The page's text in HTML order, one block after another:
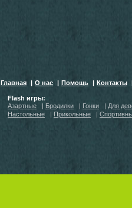
Главная | О нас | Помощь | Контакты
Flash игры:
Азартные
| Бродилки | Гонки | Для
Настольные
| Прикольные |